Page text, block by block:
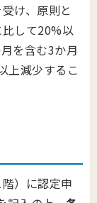
け、原則と
して20%以
を含む3か月
上減少するこ
）に認定申